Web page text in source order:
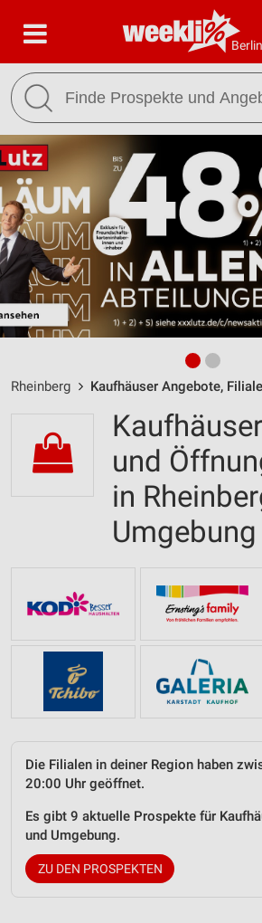
Berlin
Rheinberg Kaufhäuser Angebote,
und
in
Umgebung
Die Filialen in deiner Region haben
20:00 Uhr geöffnet.
Es gibt 9 aktuelle Prospekte für
und Umgebung.
ZU DEN PROSPEKTEN